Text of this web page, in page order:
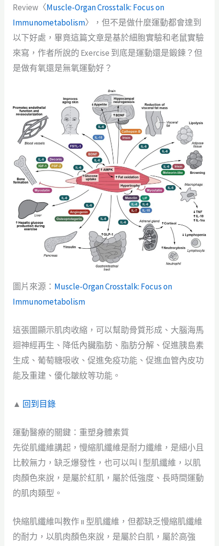
Review〈Muscle-Organ Crosstalk: Focus on
Immunometabolism〉，但不是做什麼運動都會達到
以下好處，畢竟這篇文章是基於細胞實驗和老鼠實驗
來寫，作者所說的 Exercise 到底是運動還是鍛鍊？但
是做有氧還是無氧運動好？
圖片來源： Muscle-Organ Crosstalk: Focus on
Immunometabolism
這張圖顯示肌肉收縮，可以幫助骨質形成、大腦海馬
迴神經再生、降低內臟脂肪、脂肪分解、促進胰島素
生成、葡萄糖吸收、促進免疫功能、促進血管內皮功
能及重建、優化皺紋等功能。
▲ 回到目錄
運動醫療的關鍵：重塑身體素質
先從肌纖維講起，慢縮肌纖維是耐力纖維，是細小且
比較無力，缺乏爆發性，也可以叫 l 型肌纖維，以肌
肉顏色來說，是屬於紅肌，屬於低強度、長時間運動
的肌肉類型。
快縮肌纖維叫教作 ။ 型肌纖維，但都缺乏慢縮肌纖維
的耐力，以肌肉顏色來說，是屬於白肌，屬於高強